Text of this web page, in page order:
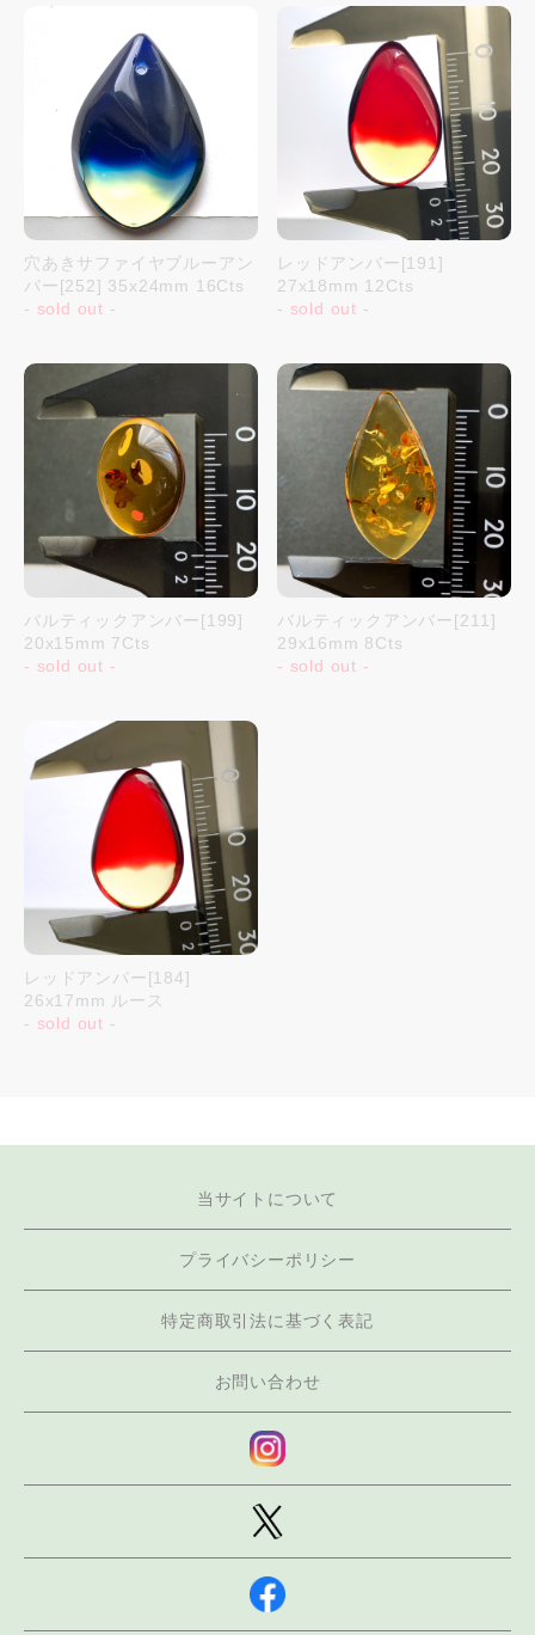
穴あきサファイヤブルーアン
バー[252] 35x24mm 16Cts
- sold out -
レッドアンバー[191]
27x18mm 12Cts
- sold out -
バルティックアンバー[199]
20x15mm 7Cts
- sold out -
バルティックアンバー[211]
29x16mm 8Cts
- sold out -
レッドアンバー[184]
26x17mm ルース
- sold out -
当サイトについて
プライバシーポリシー
特定商取引法に基づく表記
お問い合わせ